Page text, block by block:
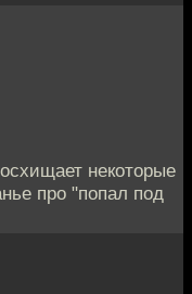
некоторые
про "попал под